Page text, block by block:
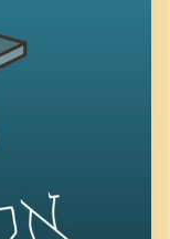
שהיא למעשה
ידע, ואם משפחות
אנחנו מדברים על
או בן משפחה מעצב
יחד עם ד״ר אסנת
באוניברסיטת
נאומים הם האויב
הקשבה בצוות
ההקשבה יכול